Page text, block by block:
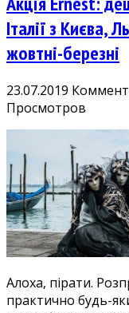
Італії з Києва,
жовтні-березні
23.07.2019
Просмотров
Алоха, пірати.
практично будь-